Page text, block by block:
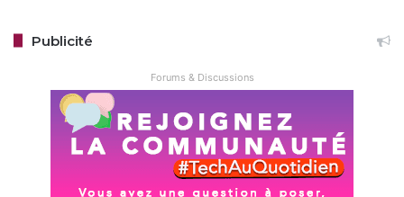
Publicité
Forums & Discussions